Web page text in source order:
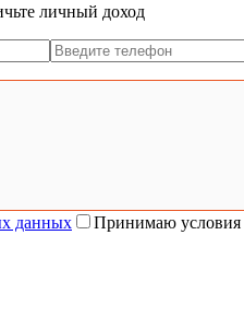
личный доход
данных Принимаю условия